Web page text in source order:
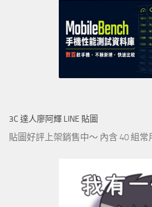
3C 達人廖阿輝 LINE 貼圖
貼圖好評上架銷售中～ 內含 40 組